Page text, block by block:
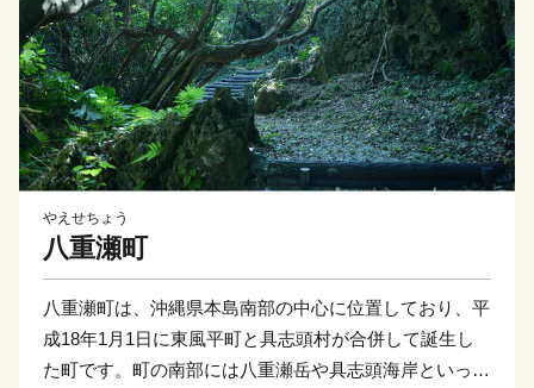
やえせちょう
八重瀬町
八重瀬町は、沖縄県本島南部の中心に位置しており、平
成18年1月1日に東風平町と具志頭村が合併して誕生し
た町です。町の南部には八重瀬岳や具志頭海岸といった